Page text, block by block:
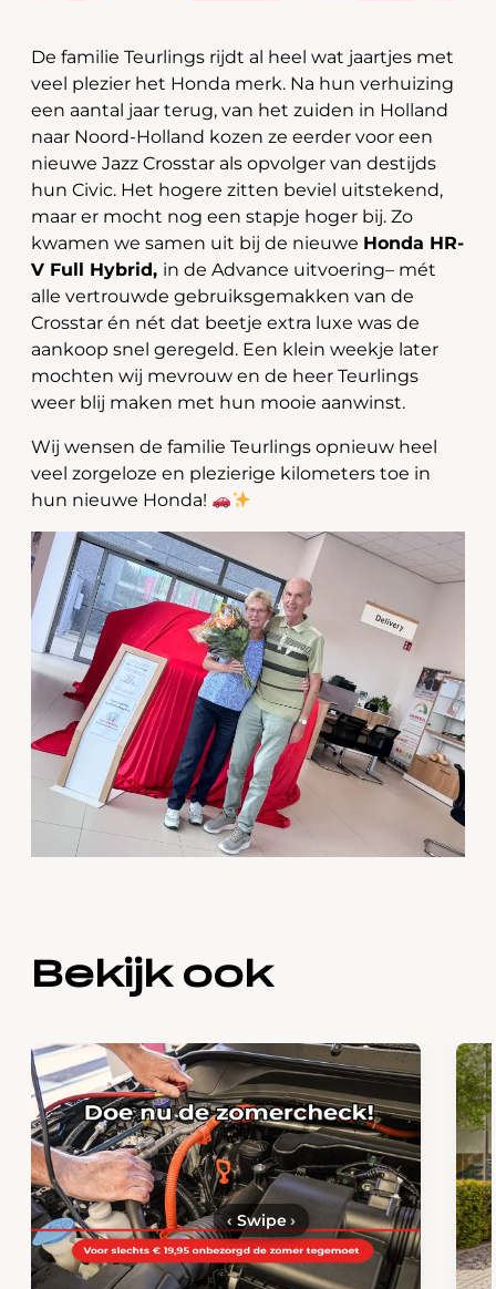
De familie Teurlings rijdt al heel wat jaartjes met
veel plezier het Honda merk. Na hun verhuizing
een aantal jaar terug, van het zuiden in Holland
naar Noord-Holland kozen ze eerder voor een
nieuwe Jazz Crosstar als opvolger van destijds
hun Civic. Het hogere zitten beviel uitstekend,
maar er mocht nog een stapje hoger bij. Zo
kwamen we samen uit bij de nieuwe Honda HR-
V Full Hybrid, in de Advance uitvoering– mét
alle vertrouwde gebruiksgemakken van de
Crosstar én nét dat beetje extra luxe was de
aankoop snel geregeld. Een klein weekje later
mochten wij mevrouw en de heer Teurlings
weer blij maken met hun mooie aanwinst.
Wij wensen de familie Teurlings opnieuw heel
veel zorgeloze en plezierige kilometers toe in
hun nieuwe Honda!
Bekijk ook
‹ Swipe›